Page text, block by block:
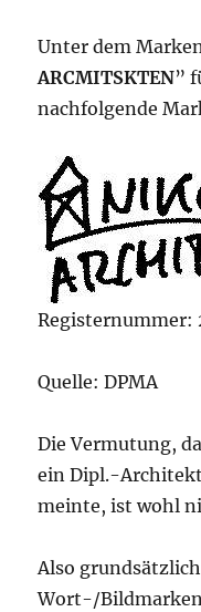
Unter dem
ARCMITSKTEN”
nachfolgende
Registernummer:
Quelle: DPMA
Die Vermutung,
ein Dipl.-Architekt
meinte, ist wohl
Also
Wort-/